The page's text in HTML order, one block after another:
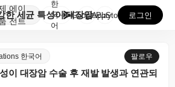
에이
전트
독성이 강한 세균 특성이 대장암 수술 후 재발 발생과 ...
한
국
어
GooglePlay
AppStore 로그인
한국어 팔로우
이 대장암 수술 후 재발 발생과 연관되